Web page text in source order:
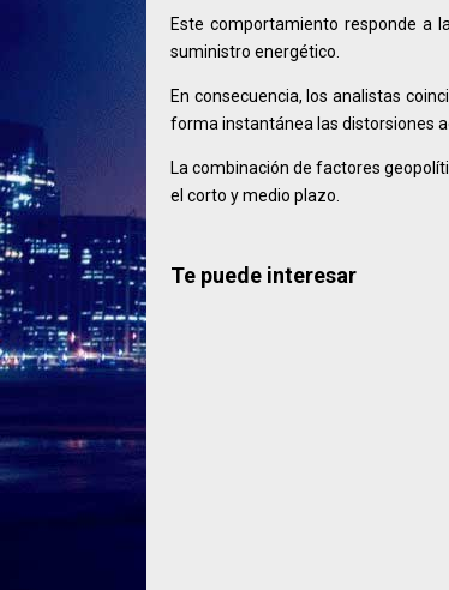
Este comportamiento responde a
suministro energético.
En consecuencia, los analistas
forma instantánea las distorsiones
La combinación de factores
el corto y medio plazo.
Te puede interesar